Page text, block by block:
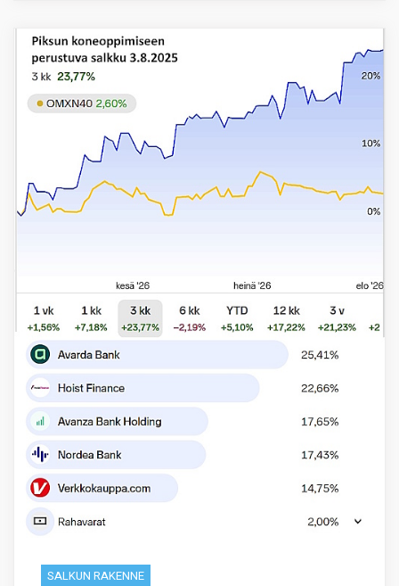
SALKUN RAKENNE